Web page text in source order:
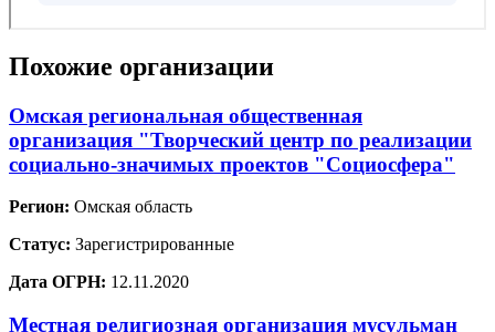
Похожие организации
Омская региональная общественная
организация "Творческий центр по реализации
социально-значимых проектов "Социосфера"
Регион: Омская область
Статус: Зарегистрированные
Дата ОГРН: 12.11.2020
Местная религиозная организация мусульман